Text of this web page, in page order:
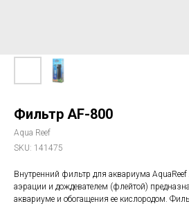
Фильтр AF-800
Aqua Reef
SKU: 141475
Внутренний фильтр для аквариума
аэрации и дождевателем (флейтой)
аквариуме и обогащения ее кислородом.